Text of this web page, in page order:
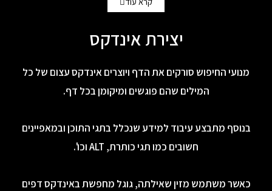
יצירת אינדקס
מנועי החיפוש סורקים את הדף ויוצרים אינדקס עצום של כל
המילים שהם פוגשים ומיקומן בכל דף.
בנוסף מתבצע עיבוד למידע שנכלל בתגי התוכן ובמאפיינים
חשובים כמו תגי כותרת, ALT וכו'.
כאשר משתמש מזין שאילתה, גוגל מחפשת באינדקס דפים